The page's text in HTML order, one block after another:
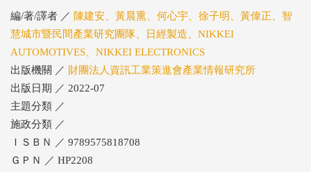
編/著/譯者 ／ 陳建安、黃晨熏、何心宇、徐子明、黃偉正、智
慧城市暨民間產業研究團隊、日經製造、NIKKEI
AUTOMOTIVES、NIKKEI ELECTRONICS
出版機關 ／ 財團法人資訊工業策進會產業情報研究所
出版日期 ／ 2022-07
主題分類 ／
施政分類 ／
ＩＳＢＮ ／ 9789575818708
ＧＰＮ ／ HP2208